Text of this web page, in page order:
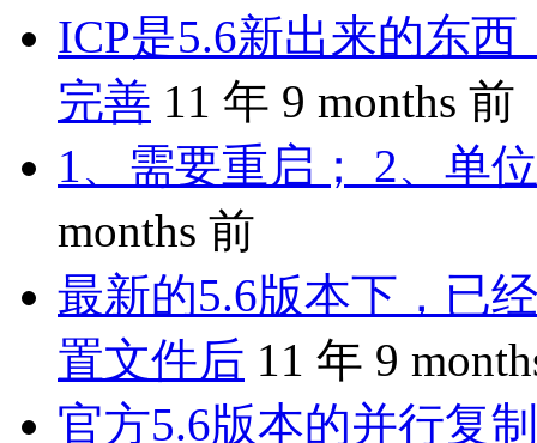
ICP是5.6新出来的东
完善 11 年 9 months 前
1、需要重启； 2、单
months 前
最新的5.6版本下，已
置文件后 11 年 9
官方5.6版本的并行复